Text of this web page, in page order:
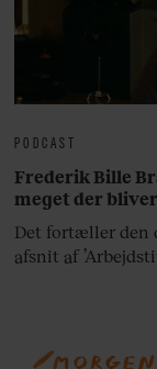
PODCAST
Frederik Bille
meget der
Det fortæller den
afsnit af